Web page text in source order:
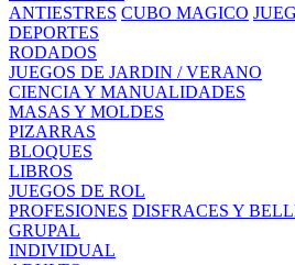
ANTIESTRES CUBO MAGICO
DEPORTES
RODADOS
JUEGOS DE JARDIN / VERANO
CIENCIA Y MANUALIDADES
MASAS Y MOLDES
PIZARRAS
BLOQUES
LIBROS
JUEGOS DE ROL
PROFESIONES DISFRACES Y
GRUPAL
INDIVIDUAL